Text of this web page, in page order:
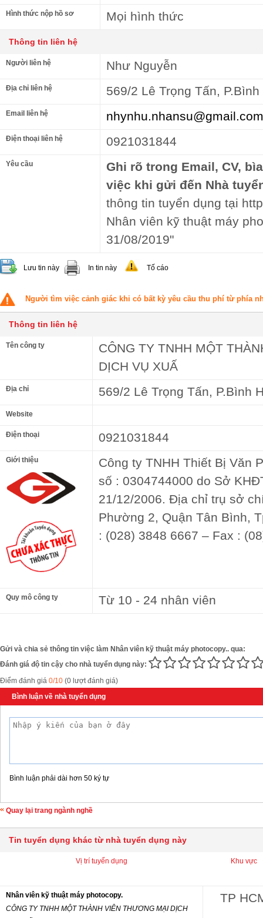
Hình thức nộp hồ sơ Mọi hình thức
Thông tin liên hệ
Người liên hệ Như Nguyễn
Địa chỉ liên hệ 569/2 Lê Trọng Tấn,
Email liên hệ nhynhu.nhansu@gmail.com
Điện thoại liên hệ 0921031844
Yêu cầu
Ghi rõ trong Email, CV,
việc khi gửi đến Nhà
thông tin tuyển dụng tại
Nhân viên kỹ thuật máy
31/08/2019"
Lưu tin này In tin này Tố cáo
Người tìm việc cảnh giác khi có bất kỳ yêu cầu thu phí từ phía
Thông tin liên hệ
Tên công ty
CÔNG TY TNHH MỘT
DỊCH VỤ XUẤ
Địa chỉ 569/2 Lê Trọng Tấn, P.Bình
Website
Điện thoại 0921031844
Giới thiệu
Công ty TNHH Thiết Bị Văn
số : 0304744000 do Sở
21/12/2006. Địa chỉ trụ sở
Phường 2, Quận Tân Bình,
: (028) 3848 6667 – Fax :
Quy mô công ty Từ 10 - 24 nhân viên
Gửi và chia sẻ thông tin việc làm Nhân viên kỹ thuật máy photocopy.. qua:
Đánh giá độ tin cậy cho nhà tuyển dụng này:
Điểm đánh giá 0/10 (0 lượt đánh giá)
Bình luận về nhà tuyển dụng
Bình luận phải dài hơn 50 ký tự
Quay lại trang ngành nghề
Tin tuyển dụng khác từ nhà tuyển dụng này
Vị trí tuyển dụng Khu vực
Nhân viên kỹ thuật máy photocopy.
CÔNG TY TNHH MỘT THÀNH VIÊN THƯƠNG MẠI DỊCH
TP